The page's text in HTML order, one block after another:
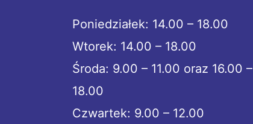
Poniedziałek: 14.00 – 18.00
Wtorek: 14.00 – 18.00
Środa: 9.00 – 11.00 oraz 16.00 –
18.00
Czwartek: 9.00 – 12.00